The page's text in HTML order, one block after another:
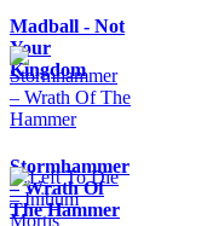
Madball - Not
Your
Kingdom
Stormhammer
– Wrath Of
The Hammer